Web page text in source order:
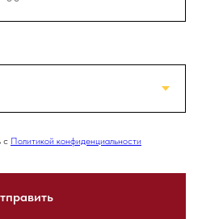
с Политикой конфиденциальности